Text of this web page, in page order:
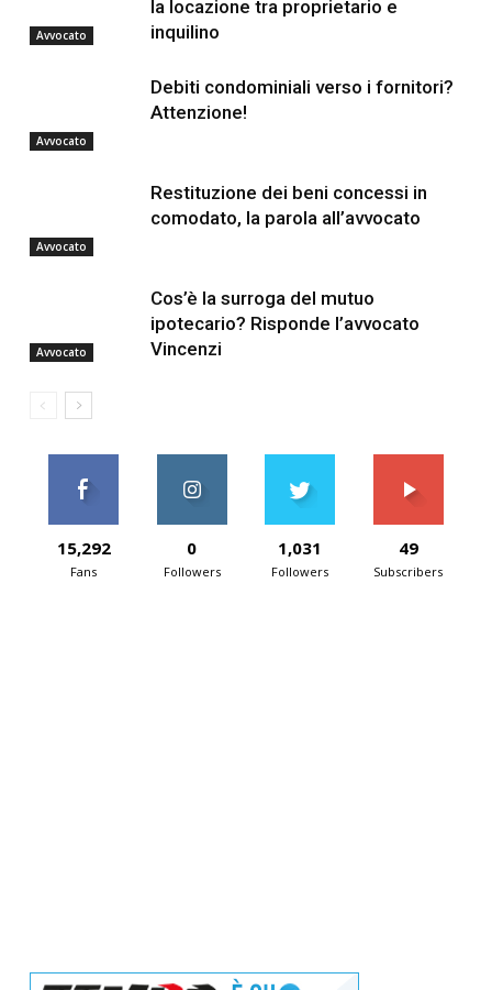
Avvocato
la locazione tra proprietario e
inquilino
Avvocato
Debiti condominiali verso i fornitori?
Attenzione!
Avvocato
Restituzione dei beni concessi in
comodato, la parola all’avvocato
Avvocato
Cos’è la surroga del mutuo
ipotecario? Risponde l’avvocato
Vincenzi
15,292
Fans
0
Followers
1,031
Followers
49
Subscribers